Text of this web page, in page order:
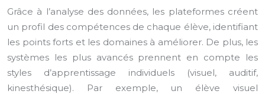
Grâce à l’analyse des données, les plateformes créent
un profil des compétences de chaque élève, identifiant
les points forts et les domaines à améliorer. De plus, les
systèmes les plus avancés prennent en compte les
styles d’apprentissage individuels (visuel, auditif,
kinesthésique). Par exemple, un élève visuel